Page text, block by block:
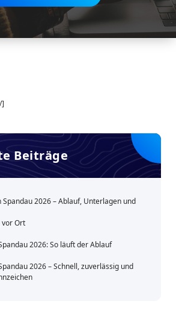
Beiträge
2026 – Ablauf, Unterlagen und
vor Ort
2026: So läuft der Ablauf
2026 – Schnell, zuverlässig und